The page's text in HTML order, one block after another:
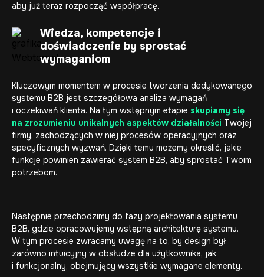
aby już teraz rozpocząć współpracę.
Wiedza, kompetencje i
doświadczenie by sprostać
wymaganiom
Kluczowym momentem w procesie tworzenia dedykowanego
systemu B2B jest szczegółowa analiza wymagań
i oczekiwań klienta. Na tym wstępnym etapie skupiamy się
na zrozumieniu unikalnych aspektów działalności Twojej
firmy, zachodzących w niej procesów operacyjnych oraz
specyficznych wyzwań. Dzięki temu możemy określić, jakie
funkcje powinien zawierać system B2B, aby sprostać Twoim
potrzebom.
Następnie przechodzimy do fazy projektowania systemu
B2B, gdzie opracowujemy wstępną architekturę systemu.
W tym procesie zwracamy uwagę na to, by design był
zarówno intuicyjny w obsłudze dla użytkownika, jak
i funkcjonalny, obejmujący wszystkie wymagane elementy.